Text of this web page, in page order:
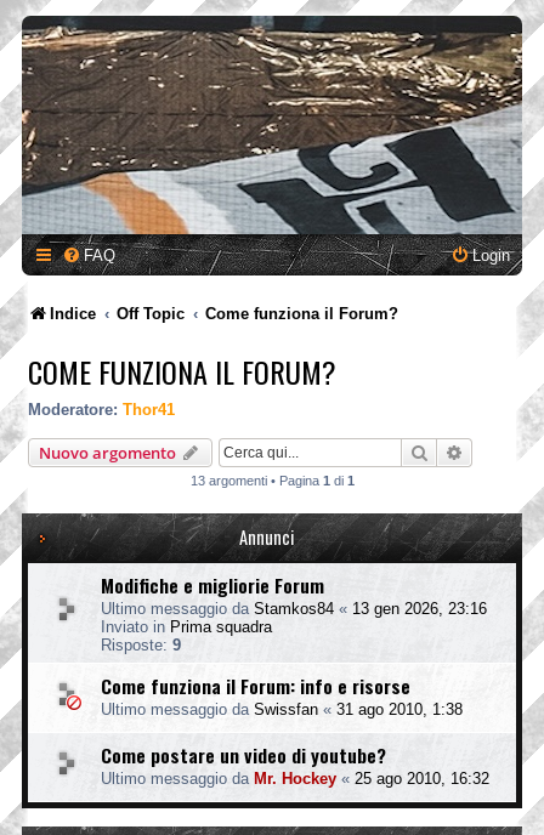
FAQ Login
Indice Off Topic Come funziona il Forum?
COME FUNZIONA IL FORUM?
Moderatore: Thor41
Nuovo argomento Cerca Ricerca
13 argomenti • Pagina 1 di 1
Annunci
Modifiche e migliorie Forum
Ultimo messaggio da Stamkos84 « 13 gen 2026, 23:16
Inviato in Prima squadra
Risposte: 9
Come funziona il Forum: info e risorse
Ultimo messaggio da Swissfan « 31 ago 2010, 1:38
Come postare un video di youtube?
Ultimo messaggio da Mr. Hockey « 25 ago 2010, 16:32